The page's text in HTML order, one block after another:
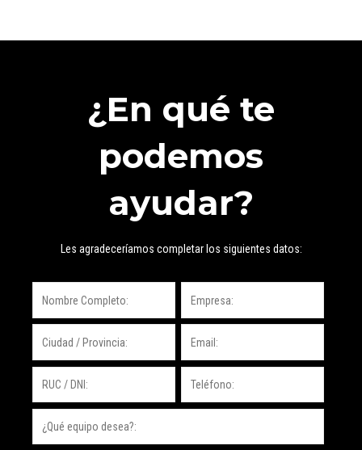
¿En qué te
podemos
ayudar?
Les agradeceríamos completar los siguientes datos: